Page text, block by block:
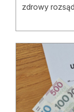
100 lat
Prenumerata
Reklama
Zostań
zdrowy